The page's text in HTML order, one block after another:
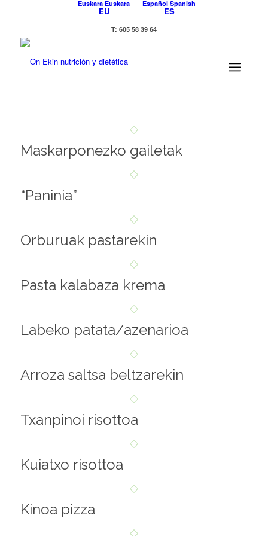
Euskara Euskara
EU
Español Spanish
ES
T: 605 58 39 64
Maskarponezko gailetak
“Paninia”
Orburuak pastarekin
Pasta kalabaza krema
Labeko patata/azenarioa
Arroza saltsa beltzarekin
Txanpinoi risottoa
Kuiatxo risottoa
Kinoa pizza